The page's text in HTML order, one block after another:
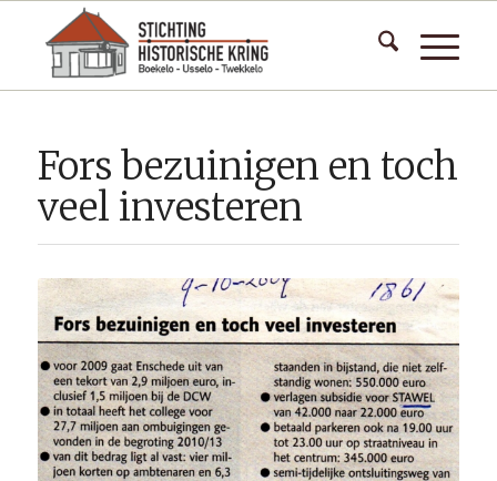
Fors bezuinigen en toch
veel investeren